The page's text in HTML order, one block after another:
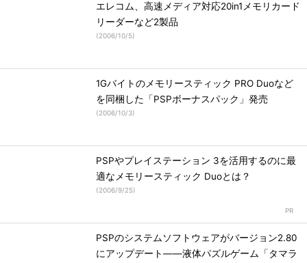
エレコム、高速メディア対応20in1メモリカード
リーダーなど2製品
(2006/10/5)
1Gバイトのメモリースティック PRO Duoなど
を同梱した「PSPボーナスパック」発売
(2006/10/3)
PSPやプレイステーション 3を活用するのに最
適なメモリースティック Duoとは？
(2006/9/25)
PSPのシステムソフトウェアがバージョン2.80
にアップデート――液体パズルゲーム「タマラ